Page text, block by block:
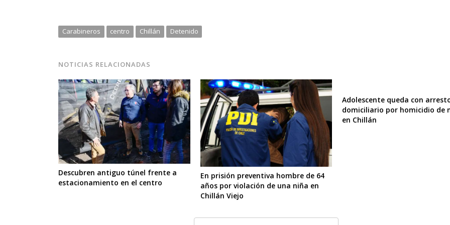
Carabineros centro Chillán Detenido
NOTICIAS RELACIONADAS
Descubren antiguo túnel frente a
estacionamiento en el centro
En prisión preventiva hombre de 64
años por violación de una niña en
Chillán Viejo
Adolescente queda con
domiciliario por homicidio de
en Chillán